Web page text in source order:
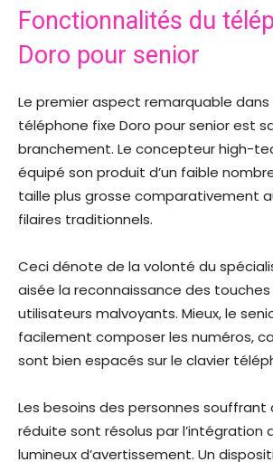
Fonctionnalités du
Doro pour senior
Le premier aspect remarquable dans
téléphone fixe Doro pour senior est
branchement. Le concepteur high-
équipé son produit d’un faible
taille plus grosse comparativement
filaires traditionnels.
Ceci dénote de la volonté du
aisée la reconnaissance des touches
utilisateurs malvoyants. Mieux, le
facilement composer les numéros,
sont bien espacés sur le clavier
Les besoins des personnes souffrant
réduite sont résolus par l’intégration
lumineux d’avertissement. Un